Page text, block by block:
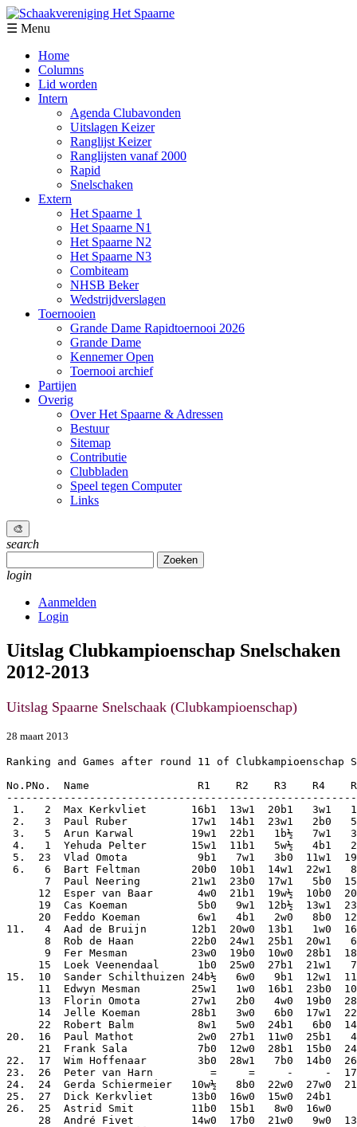
☰ Menu
Home
Columns
Lid worden
Intern
Agenda Clubavonden
Uitslagen Keizer
Ranglijst Keizer
Ranglijsten vanaf 2000
Rapid
Snelschaken
Extern
Het Spaarne 1
Het Spaarne N1
Het Spaarne N2
Het Spaarne N3
Combiteam
NHSB Beker
Wedstrijdverslagen
Toernooien
Grande Dame Rapidtoernooi 2026
Grande Dame
Kennemer Open
Toernooi archief
Partijen
Overig
Over Het Spaarne & Adressen
Bestuur
Sitemap
Contributie
Clubbladen
Speel tegen Computer
Links
🎨
search
naar:
login
Aanmelden
Login
Uitslag Clubkampioenschap Snelschaken
2012-2013
Uitslag Spaarne Snelschaak (Clubkampioenschap)
28 maart 2013
Ranking and Games after round 11 of Clubkampioenschap
No.PNo.  Name                 R1    R2    R3    R4
1.   2  Max Kerkvliet       16b1  13w1  20b1   3w1
2.   3  Paul Ruber          17w1  14b1  23w1   2b0
3.   5  Arun Karwal         19w1  22b1   1b½   7w1
4.   1  Yehuda Pelter       15w1  11b1   5w½   4b1
5.  23  Vlad Omota           9b1   7w1   3b0  11w1
6.   6  Bart Feltman        20b0  10b1  14w1  22w1
7  Paul Neering        21w1  23b0  17w1   5b0
12  Esper van Baar       4w0  21b1  19w½  10b0
19  Cas Koeman           5b0   9w1  12b½  13w1
20  Feddo Koeman         6w1   4b1   2w0   8b0
11.   4  Aad de Bruijn       12b1  20w0  13b1   1w0
8  Rob de Haan         22b0  24w1  25b1  20w1
9  Fer Mesman          23w0  19b0  10w0  28b1
15  Loek Veenendaal      1b0  25w0  27b1  21w1
15.  10  Sander Schilthuizen 24b½   6w0   9b1  12w1
11  Edwyn Mesman        25w1   1w0  16b1  23b0
13  Florin Omota        27w1   2b0   4w0  19b0
14  Jelle Koeman        28b1   3w0   6b0  17w1
22  Robert Balm          8w1   5w0  24b1   6b0
20.  16  Paul Mathot          2w0  27b1  11w0  25b1
21  Frank Sala           7b0  12w0  28b1  15b0
22.  17  Wim Hoffenaar        3b0  28w1   7b0  14b0
23.  26  Peter van Harn         =     =     -     -  17b1
24.  24  Gerda Schiermeier   10w½   8b0  22w0  27w0
25.  27  Dick Kerkvliet      13b0  16w0  15w0  24b1
26.  25  Astrid Smit         11b0  15b1   8w0
28  André Fivet         14w0  17b0  21w0   9w0